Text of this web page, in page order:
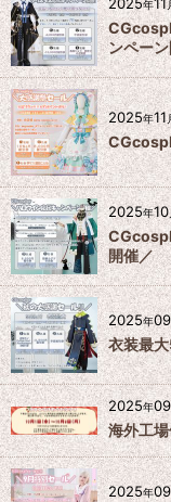
年
ンペー
2025年11
2025年10
開催／
2025年09
衣装最
2025年09
海外工
2025年09